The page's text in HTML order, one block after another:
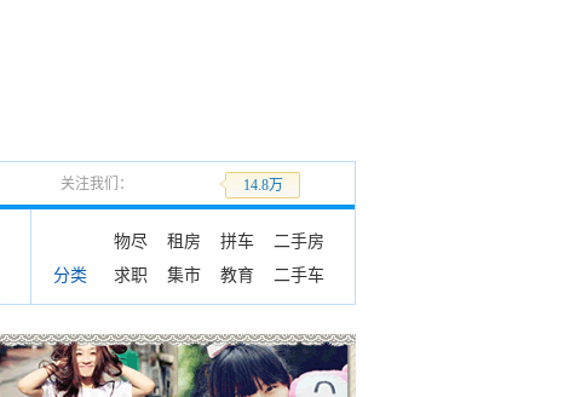
关注我们： 14.8万
分类
物尽 租房 拼车
二手房
求职
集市 教育 二手车